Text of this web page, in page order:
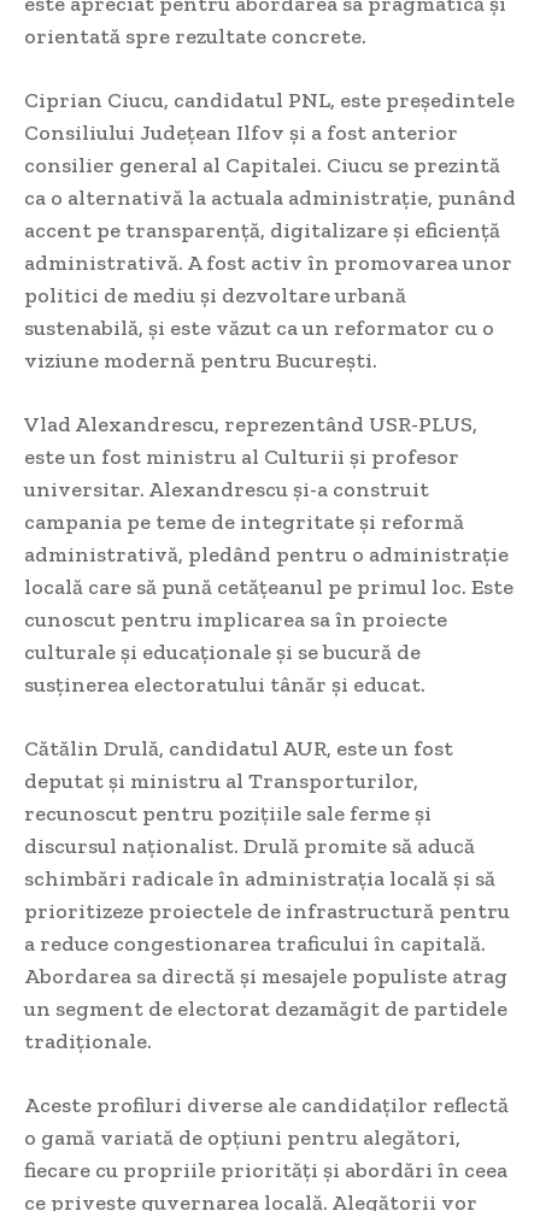
orientată spre rezultate concrete.
Ciprian Ciucu, candidatul PNL, este președintele
Consiliului Județean Ilfov și a fost anterior
consilier general al Capitalei. Ciucu se prezintă
ca o alternativă la actuala administrație, punând
accent pe transparență, digitalizare și eficiență
administrativă. A fost activ în promovarea unor
politici de mediu și dezvoltare urbană
sustenabilă, și este văzut ca un reformator cu o
viziune modernă pentru București.
Vlad Alexandrescu, reprezentând USR-PLUS,
este un fost ministru al Culturii și profesor
universitar. Alexandrescu și-a construit
campania pe teme de integritate și reformă
administrativă, pledând pentru o administrație
locală care să pună cetățeanul pe primul loc. Este
cunoscut pentru implicarea sa în proiecte
culturale și educaționale și se bucură de
susținerea electoratului tânăr și educat.
Cătălin Drulă, candidatul AUR, este un fost
deputat și ministru al Transporturilor,
recunoscut pentru pozițiile sale ferme și
discursul naționalist. Drulă promite să aducă
schimbări radicale în administrația locală și să
prioritizeze proiectele de infrastructură pentru
a reduce congestionarea traficului în capitală.
Abordarea sa directă și mesajele populiste atrag
un segment de electorat dezamăgit de partidele
tradiționale.
Aceste profiluri diverse ale candidaților reflectă
o gamă variată de opțiuni pentru alegători,
fiecare cu propriile priorități și abordări în ceea
ce privește guvernarea locală. Alegătorii vor